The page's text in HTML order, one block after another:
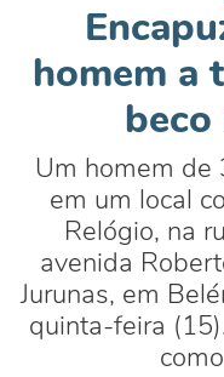
homem a
beco
Um homem de
em um local
Relógio, na
avenida
Jurunas, em
quinta-feira